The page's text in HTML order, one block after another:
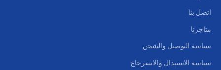
اتصل بنا
متاجرنا
سياسة التوصيل والشحن
سياسة الاستبدال والاسترجاع